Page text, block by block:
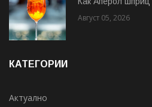
Август 05, 2026
КАТЕГОРИИ
Актуално